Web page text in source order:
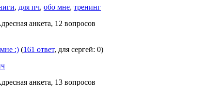
, для пч, обо мне, тренинг
анкета, 12 вопросов
:) (161 ответ, для сергей: 0)
анкета, 13 вопросов